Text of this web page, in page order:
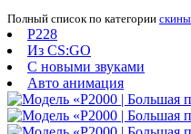
Полный список по категории
P228
Из CS:GO
С новыми звуками
Авто анимация